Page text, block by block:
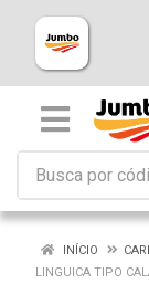
INÍCIO
LINGUICA TIPO